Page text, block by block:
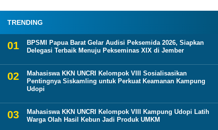
TRENDING
BPSMI Papua Barat Gelar Audisi Peksemida 2026, Siapkan
Delegasi Terbaik Menuju Pekseminas XIX di Jember
Mahasiswa KKN UNCRI Kelompok VIII Sosialisasikan
Pentingnya Siskamling untuk Perkuat Keamanan Kampung
Udopi
Mahasiswa KKN UNCRI Kelompok VIII Kampung Udopi Latih
Warga Olah Hasil Kebun Jadi Produk UMKM